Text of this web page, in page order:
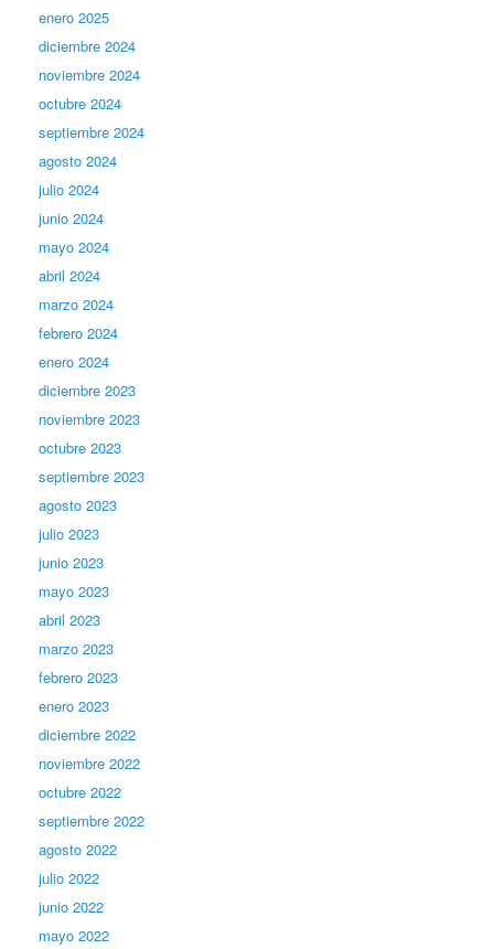
enero 2025
diciembre 2024
noviembre 2024
octubre 2024
septiembre 2024
agosto 2024
julio 2024
junio 2024
mayo 2024
abril 2024
marzo 2024
febrero 2024
enero 2024
diciembre 2023
noviembre 2023
octubre 2023
septiembre 2023
agosto 2023
julio 2023
junio 2023
mayo 2023
abril 2023
marzo 2023
febrero 2023
enero 2023
diciembre 2022
noviembre 2022
octubre 2022
septiembre 2022
agosto 2022
julio 2022
junio 2022
mayo 2022